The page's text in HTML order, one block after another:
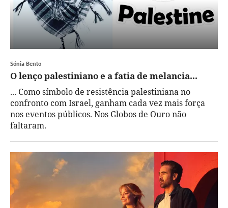
Sónia Bento
O lenço palestiniano e a fatia de melancia...
... Como símbolo de resistência palestiniana no
confronto com Israel, ganham cada vez mais força
nos eventos públicos. Nos Globos de Ouro não
faltaram.